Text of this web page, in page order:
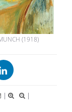
(1918)
|
|